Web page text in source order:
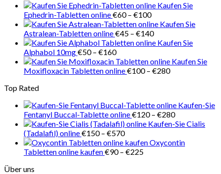
Kaufen Sie
Ephedrin-Tabletten online€60 – €100Preisspanne:
€60
bis
€100
Kaufen Sie
Astralean-Tabletten online€45 – €140Preisspanne:
€45
€140
Kaufen Sie
Alphabol 10mg€50 – €160Preisspanne:
€50
bis
Kaufen Sie
Moxifloxacin Tabletten online€100 – €280Preisspanne:
Top Rated
Kaufen-Sie
Fentanyl Buccal-Tablette online€120 – €280Preisspanne:
€120
€280
Kaufen-Sie Cialis
(Tadalafil) online€150 – €570Preisspanne:
€150
bis
Oxycontin
Tabletten online kaufen€90 – €225Preisspanne:
Über uns